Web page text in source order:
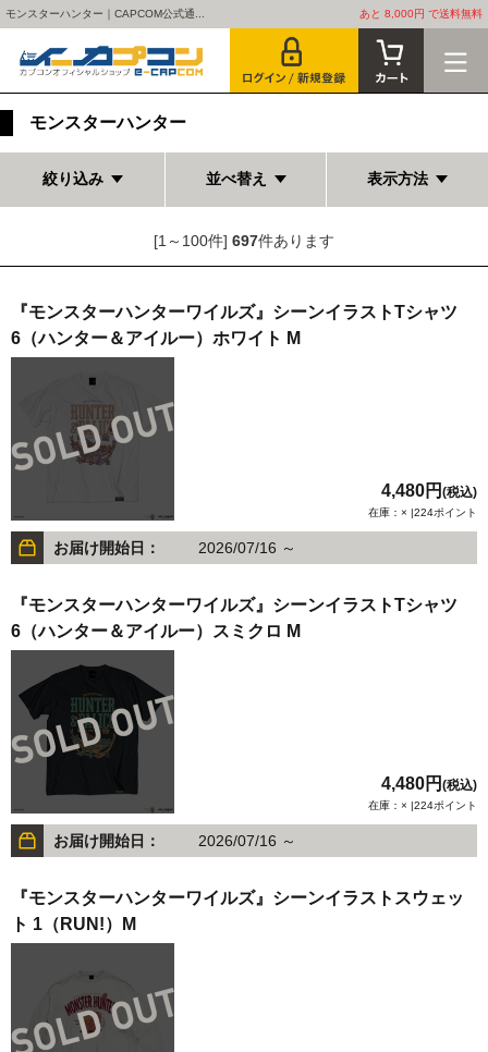
モンスターハンター｜CAPCOM公式通... あと 8,000円 で送料無料
モンスターハンター
絞り込み 並べ替え 表示方法
[1～100件] 697件あります
『モンスターハンターワイルズ』シーンイラストTシャツ
6（ハンター＆アイルー）ホワイト M
4,480円 (税込)
在庫：× |224ポイント
お届け開始日： 2026/07/16 ～
『モンスターハンターワイルズ』シーンイラストTシャツ
6（ハンター＆アイルー）スミクロ M
4,480円 (税込)
在庫：× |224ポイント
お届け開始日： 2026/07/16 ～
『モンスターハンターワイルズ』シーンイラストスウェッ
ト 1（RUN!）M